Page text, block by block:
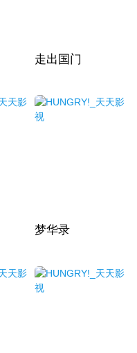
走出国门
梦华录